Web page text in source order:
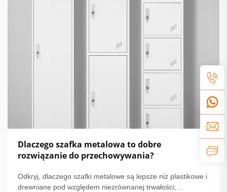
Dlaczego szafka metalowa to dobre
rozwiązanie do przechowywania?
Odkryj, dlaczego szafki metalowe są lepsze niż plastikowe i
drewniane pod względem niezrównanej trwałości,